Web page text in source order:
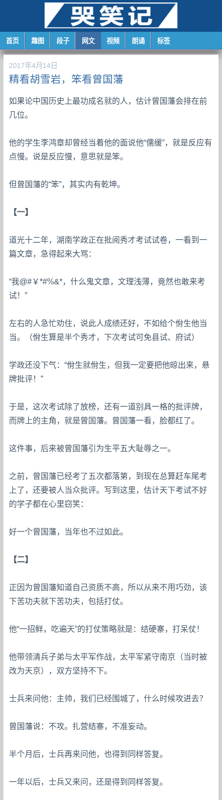
首页 趣图 段子 网文 视频 朗诵 标签
2017年4月14日
精看胡雪岩，笨看曾国藩
如果论中国历史上最功成名就的人，估计曾国藩会排在前
几位。
他的学生李鸿章却曾经当着他的面说他“儒缓”，就是反应有
点慢。说是反应慢，意思就是笨。
但曾国藩的“笨”，其实内有乾坤。
【一】
道光十二年，湖南学政正在批阅秀才考试试卷，一看到一
篇文章，急得起来大骂：
“我@#￥*#%&*，什么鬼文章，文理浅薄，竟然也敢来考
试！”
左右的人急忙劝住，说此人成绩还好，不如给个佾生他当
当。（佾生算是半个秀才，下次考试可免县试、府试）
学政还没下气：“佾生就佾生，但我一定要把他晾出来，悬
牌批评！”
于是，这次考试除了放榜，还有一道别具一格的批评牌，
而牌上的主角，就是曾国藩。曾国藩一看，脸都红了。
这件事，后来被曾国藩引为生平五大耻辱之一。
之前，曾国藩已经考了五次都落第，到现在总算赶车尾考
上了，还要被人当众批评。写到这里，估计天下考试不好
的学子都在心里窃笑：
好一个曾国藩，当年也不过如此。
【二】
正因为曾国藩知道自己资质不高，所以从来不用巧劲，该
下苦功夫就下苦功夫，包括打仗。
他“一招鲜，吃遍天”的打仗策略就是：结硬寨，打呆仗！
他带领清兵子弟与太平军作战，太平军紧守南京（当时被
改为天京），双方坚持不下。
士兵来问他：主帅，我们已经围城了，什么时候攻进去？
曾国藩说：不攻。扎营结寨，不准妄动。
半个月后，士兵再来问他，也得到同样答复。
一年以后，士兵又来问，还是得到同样答复。